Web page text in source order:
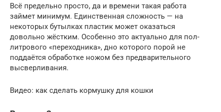
Всё предельно просто, да и времени такая работа
займет минимум. Единственная сложность — на
некоторых бутылках пластик может оказаться
довольно жёстким. Особенно это актуально для пол-
литрового «переходника», дно которого порой не
поддаётся обработке ножом без предварительного
высверливания.
Видео: как сделать кормушку для кошки